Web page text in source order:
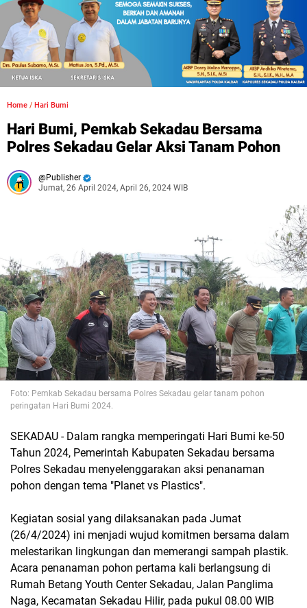
Home / Hari Bumi
Hari Bumi, Pemkab Sekadau Bersama
Polres Sekadau Gelar Aksi Tanam Pohon
Publisher
Jumat, 26 April 2024, April 26, 2024 WIB
Foto: Pemkab Sekadau bersama Polres Sekadau gelar tanam pohon
peringatan Hari Bumi 2024.
SEKADAU - Dalam rangka memperingati Hari Bumi ke-50
Tahun 2024, Pemerintah Kabupaten Sekadau bersama
Polres Sekadau menyelenggarakan aksi penanaman
pohon dengan tema "Planet vs Plastics".
Kegiatan sosial yang dilaksanakan pada Jumat
(26/4/2024) ini menjadi wujud komitmen bersama dalam
melestarikan lingkungan dan memerangi sampah plastik.
Acara penanaman pohon pertama kali berlangsung di
Rumah Betang Youth Center Sekadau, Jalan Panglima
Naga, Kecamatan Sekadau Hilir, pada pukul 08.00 WIB